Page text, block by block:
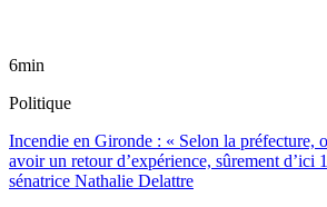
6min
Politique
Incendie en Gironde : « Selon la préfecture,
avoir un retour d’expérience, sûrement d’ici
sénatrice Nathalie Delattre